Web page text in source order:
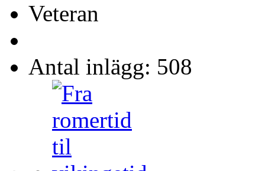
Veteran
Antal inlägg: 508